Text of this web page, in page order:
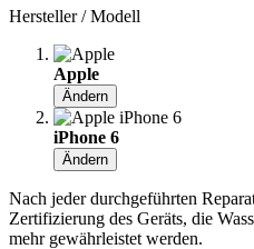
Hersteller / Modell
Apple
Ändern
iPhone 6
Ändern
Nach jeder durchgeführten
Zertifizierung des Geräts, die
mehr gewährleistet werden.